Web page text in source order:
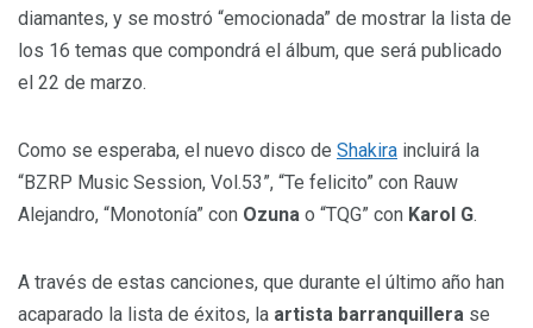
diamantes, y se mostró “emocionada” de mostrar la lista de
los 16 temas que compondrá el álbum, que será publicado
el 22 de marzo.
Como se esperaba, el nuevo disco de Shakira incluirá la
“BZRP Music Session, Vol.53”, “Te felicito” con Rauw
Alejandro, “Monotonía” con Ozuna o “TQG” con Karol G.
A través de estas canciones, que durante el último año han
acaparado la lista de éxitos, la artista barranquillera se